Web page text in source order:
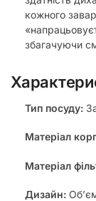
кожного
збагачуючи
Тип посуду:
Матеріал
Матеріал
Дизайн: